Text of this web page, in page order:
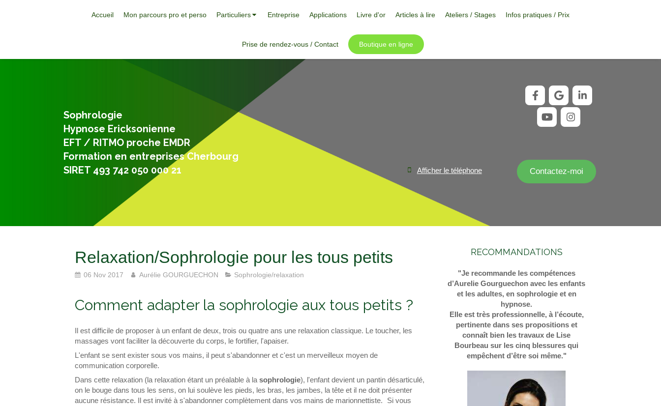
Accueil Mon parcours pro et perso Particuliers Entreprise Applications Livre d'or Articles à lire Ateliers / Stages Infos pratiques / Prix
Prise de rendez-vous / Contact Boutique en ligne
Sophrologie
Hypnose Ericksonienne
EFT / RITMO proche EMDR
Formation en entreprises Cherbourg
SIRET 493 742 050 000 21
Contactez-moi
Afficher le téléphone
Relaxation/Sophrologie pour les tous petits
06 Nov 2017 Aurélie GOURGUECHON Sophrologie/relaxation
Comment adapter la sophrologie aux tous petits ?
Il est difficile de proposer à un enfant de deux, trois ou quatre ans une relaxation classique. Le toucher, les
massages vont faciliter la découverte du corps, le fortifier, l'apaiser.
L'enfant se sent exister sous vos mains, il peut s'abandonner et c'est un merveilleux moyen de
communication corporelle.
Dans cette relaxation (la relaxation étant un préalable à la sophrologie), l'enfant devient un pantin désarticulé,
on le bouge dans tous les sens, on lui soulève les pieds, les bras, les jambes, la tête et il ne doit présenter
aucune résistance. Il est invité à s'abandonner complètement dans vos mains de marionnettiste. Si vous
RECOMMANDATIONS
"Je recommande les compétences
d’Aurelie Gourguechon avec les enfants
et les adultes, en sophrologie et en
hypnose.
Elle est très professionnelle, à l’écoute,
pertinente dans ses propositions et
connaît bien les travaux de Lise
Bourbeau sur les cinq blessures qui
empêchent d’être soi même."